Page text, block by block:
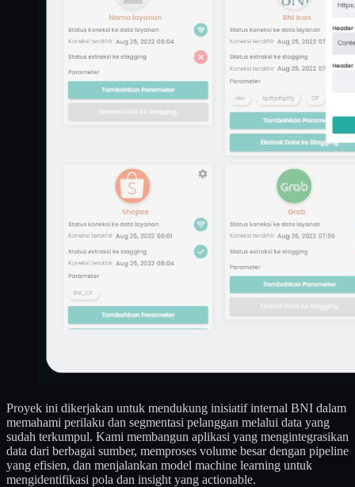
Proyek ini dikerjakan untuk mendukung inisiatif internal BNI dalam
memahami perilaku dan segmentasi pelanggan melalui data yang
sudah terkumpul. Kami membangun aplikasi yang mengintegrasikan
data dari berbagai sumber, memproses volume besar dengan pipeline
yang efisien, dan menjalankan model machine learning untuk
mengidentifikasi pola dan insight yang actionable.